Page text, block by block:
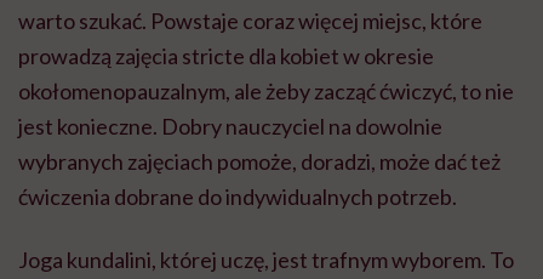
warto szukać. Powstaje coraz więcej miejsc, które
prowadzą zajęcia stricte dla kobiet w okresie
okołomenopauzalnym, ale żeby zacząć ćwiczyć, to nie
jest konieczne. Dobry nauczyciel na dowolnie
wybranych zajęciach pomoże, doradzi, może dać też
ćwiczenia dobrane do indywidualnych potrzeb.
Joga kundalini, której uczę, jest trafnym wyborem. To